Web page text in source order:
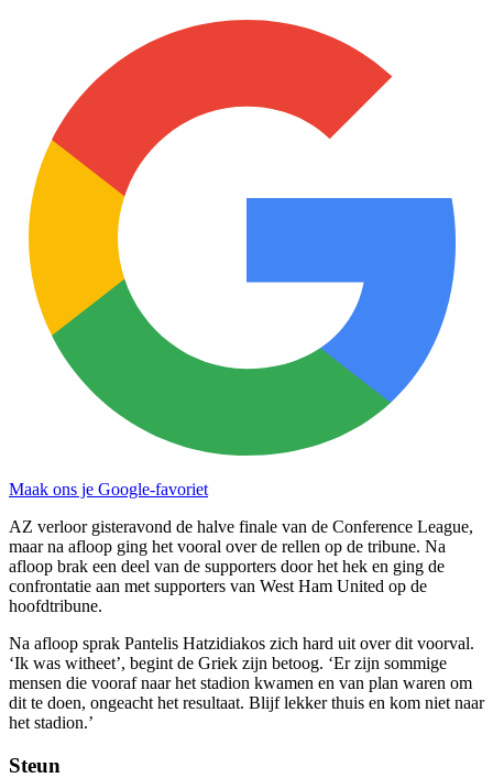
Maak ons je Google-favoriet
AZ verloor gisteravond de halve finale van de Conference League,
maar na afloop ging het vooral over de rellen op de tribune. Na
afloop brak een deel van de supporters door het hek en ging de
confrontatie aan met supporters van West Ham United op de
hoofdtribune.
Na afloop sprak Pantelis Hatzidiakos zich hard uit over dit voorval.
‘Ik was witheet’, begint de Griek zijn betoog. ‘Er zijn sommige
mensen die vooraf naar het stadion kwamen en van plan waren om
dit te doen, ongeacht het resultaat. Blijf lekker thuis en kom niet naar
het stadion.’
Steun